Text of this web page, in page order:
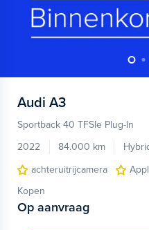
Audi A3
Sportback 40 TFSIe Plug-In
2022
84.000 km
achteruitrijcamera
Kopen
Op aanvraag